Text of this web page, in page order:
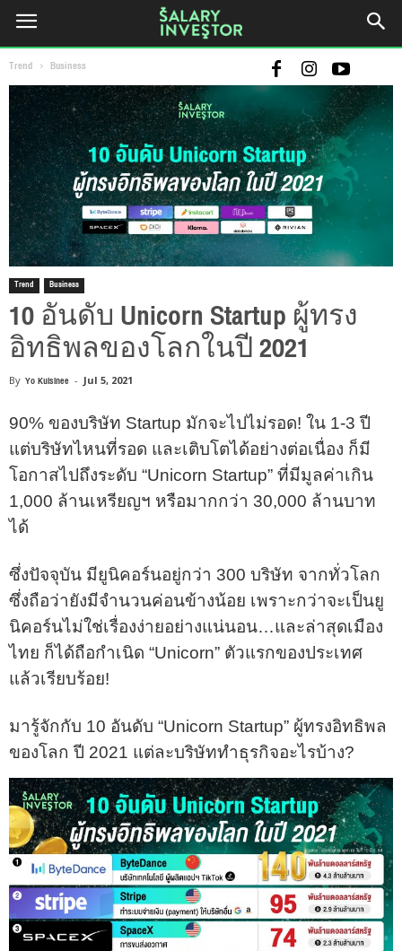
Trend Business
Trend Business
10 อันดับ Unicorn Startup ผู้ทรง
อิทธิพลของโลกในปี 2021
By Yo Kulsinee - Jul 5, 2021
90% ของบริษัท Startup มักจะไปไม่รอด! ใน 1-3 ปี
แต่บริษัทไหนที่รอด และเติบโตได้อย่างต่อเนื่อง ก็มี
โอกาสไปถึงระดับ “Unicorn Startup” ที่มีมูลค่าเกิน
1,000 ล้านเหรียญฯ หรือมากกว่า 30,000 ล้านบาท
ได้
ซึ่งปัจจุบัน มียูนิคอร์นอยู่กว่า 300 บริษัท จากทั่วโลก
ซึ่งถือว่ายังมีจำนวนค่อนข้างน้อย เพราะกว่าจะเป็นยู
นิคอร์นไม่ใช่เรื่องง่ายอย่างแน่นอน…และล่าสุดเมือง
ไทย ก็ได้ถือกำเนิด “Unicorn” ตัวแรกของประเทศ
แล้วเรียบร้อย!
มารู้จักกับ 10 อันดับ “Unicorn Startup” ผู้ทรงอิทธิพล
ของโลก ปี 2021 แต่ละบริษัททำธุรกิจอะไรบ้าง?